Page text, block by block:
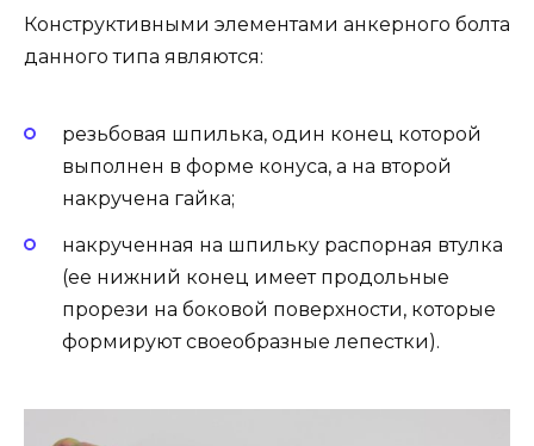
Конструктивными элементами анкерного болта
данного типа являются:
резьбовая шпилька, один конец которой
выполнен в форме конуса, а на второй
накручена гайка;
накрученная на шпильку распорная втулка
(ее нижний конец имеет продольные
прорези на боковой поверхности, которые
формируют своеобразные лепестки).